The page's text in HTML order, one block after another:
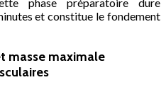
et constitue le fondement
masse maximale